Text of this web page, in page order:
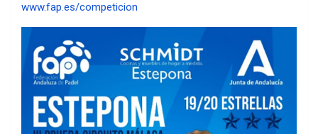
www.fap.es/competicion